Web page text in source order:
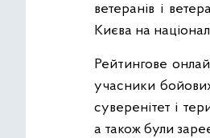
ветеранів і
Києва на
Рейтингове
учасники
суверенітет і
а також були